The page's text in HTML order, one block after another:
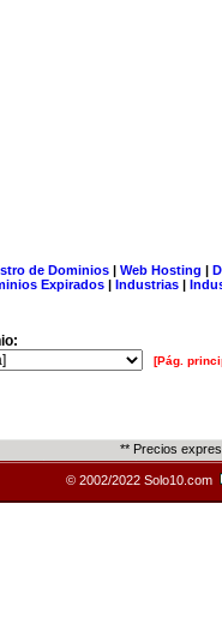
de Dominios| Web Hosting |
Expirados | Industrias |
[Pág.
** Precios
© 2002/2022 Solo10.com